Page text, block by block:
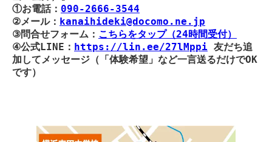
①お電話： 090-2666-3544
②メール： kanaihideki@docomo.ne.jp
③問合せフォーム： こちらをタップ（24時間受付）
④公式LINE： https://lin.ee/27lMppi 友だち追
加してメッセージ（「体験希望」など一言送るだけでOK
です）